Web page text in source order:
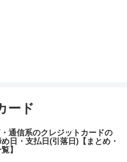
ード
・通信系のクレジットカードの
日・支払日(引落日)【まとめ・
】